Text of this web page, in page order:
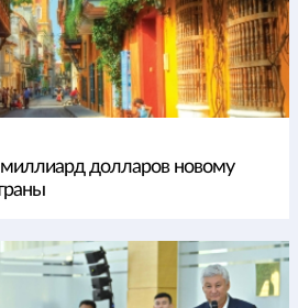
долларов новому